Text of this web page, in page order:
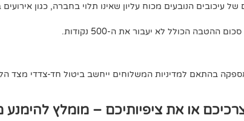
עיכובים הנובעים מכוח עליון שאינו תלוי בחברה, כגון אירועים
בהתאם למדיניות המשלוחים ייחשב ביטול חד-צדדי מצד
או את ציפיותיכם – מומלץ להימנע